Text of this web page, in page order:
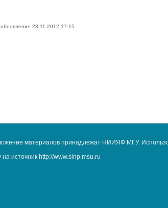
23.11.2012 17:15
материалов принадлежат НИИЯФ МГУ.
источник http://www.sinp.msu.ru